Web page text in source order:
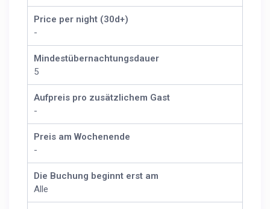
Price per night (30d+)
-
Mindestübernachtungsdauer
5
Aufpreis pro zusätzlichem Gast
-
Preis am Wochenende
-
Die Buchung beginnt erst am
Alle